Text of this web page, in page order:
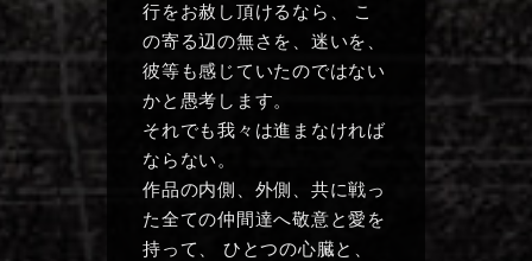
行をお赦し頂けるなら、
こ
の寄る辺の無さを、迷いを、
彼等も感じていたのではない
かと愚考します。
それでも我々は進まなければ
ならない。
作品の内側、外側、共に戦っ
た全ての仲間達へ敬意と愛を
持って、
ひとつの心臓と、